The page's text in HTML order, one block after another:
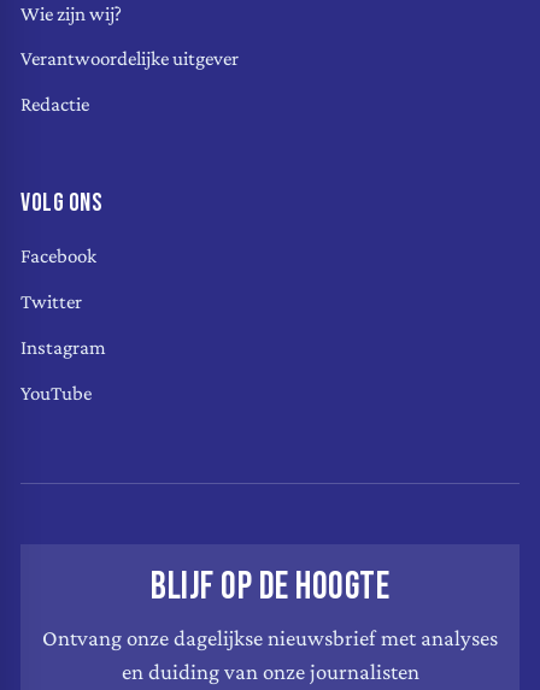
Wie zijn wij?
Verantwoordelijke uitgever
Redactie
VOLG ONS
Facebook
Twitter
Instagram
YouTube
BLIJF OP DE HOOGTE
Ontvang onze dagelijkse nieuwsbrief met analyses
en duiding van onze journalisten